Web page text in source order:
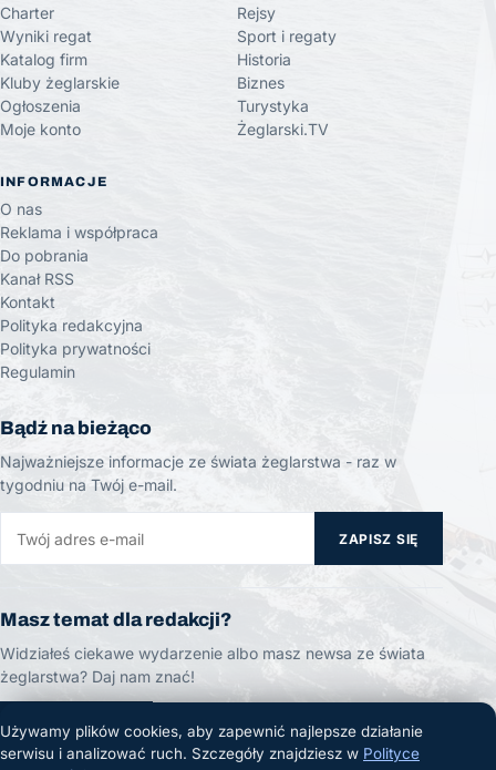
Charter
Wyniki regat
Katalog firm
Kluby żeglarskie
Ogłoszenia
Moje konto
Rejsy
Sport i regaty
Historia
Biznes
Turystyka
Żeglarski.TV
INFORMACJE
O nas
Reklama i współpraca
Do pobrania
Kanał RSS
Kontakt
Polityka redakcyjna
Polityka prywatności
Regulamin
Bądź na bieżąco
Najważniejsze informacje ze świata żeglarstwa - raz w
tygodniu na Twój e-mail.
ZAPISZ SIĘ
Masz temat dla redakcji?
Widziałeś ciekawe wydarzenie albo masz newsa ze świata
żeglarstwa? Daj nam znać!
ZGŁOŚ TEMAT
Używamy plików cookies, aby zapewnić najlepsze działanie
serwisu i analizować ruch. Szczegóły znajdziesz w Polityce